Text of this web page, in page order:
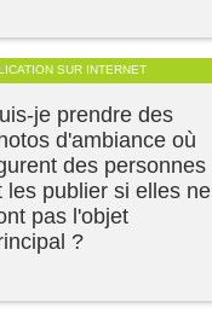
SUR INTERNET
je prendre des
d'ambiance où
des personnes
les publier si elles ne
pas l'objet
?